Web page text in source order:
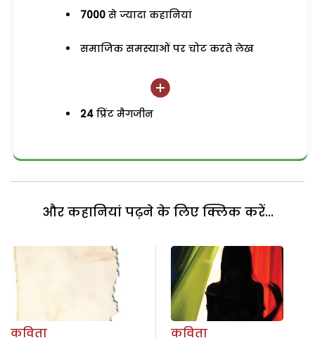
7000 से ज्यादा कहानियां
समाजिक समस्याओं पर चोट करते लेख
24 प्रिंट मैगजीन
और कहानियां पढ़ने के लिए क्लिक करें...
कविता
कविता